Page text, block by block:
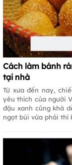
Cách làm bánh
tại nhà
Từ xưa đến nay,
yêu thích của người
đậu xanh cũng khá
ngọt bùi vừa phải thì